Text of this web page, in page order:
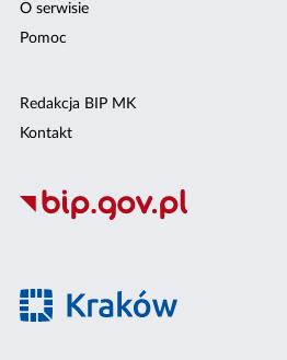
O serwisie
Pomoc
Redakcja BIP MK
Kontakt